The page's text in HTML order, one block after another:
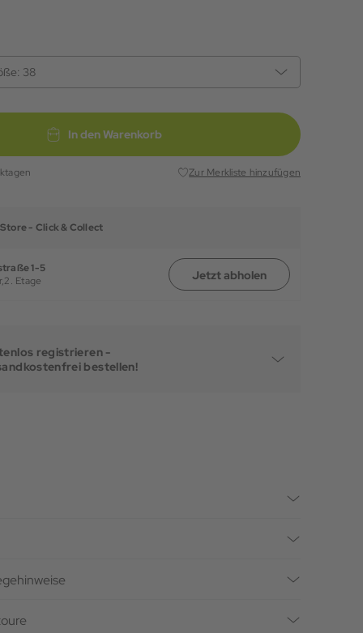
38
In den Warenkorb
Zur Merkliste hinzufügen
- Click & Collect
1-5
2. Etage Jetzt abholen
registrieren -
bestellen!